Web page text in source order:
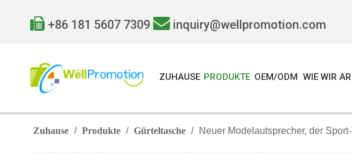
 +86 181 5607 7309  inquiry@wellpromotion.com
ZUHAUSE PRODUKTE OEM/ODM WIE WIR
Zuhause / Produkte / Gürteltasche / Neuer Modelautsprecher, der